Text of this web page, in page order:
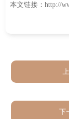
本文链接：http://
下